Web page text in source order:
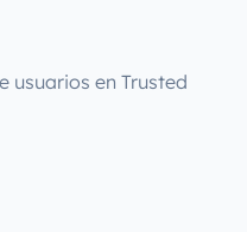
usuarios en Trusted